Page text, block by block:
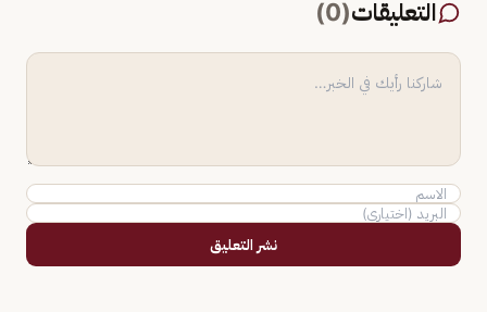
التعليقات(
0
)
نشر التعليق